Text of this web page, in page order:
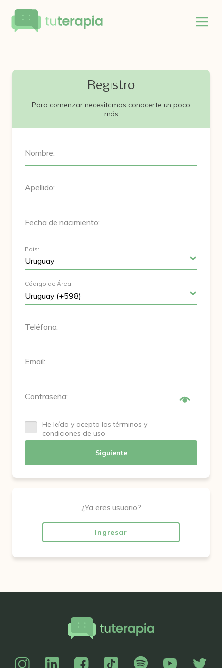
Registro
Para comenzar necesitamos conocerte un poco
más
Nombre:
Apellido:
Fecha de nacimiento:
País:
Código de Área:
Teléfono:
Email:
Contraseña:
He leído y acepto los términos y
condiciones de uso
Siguiente
¿Ya eres usuario?
Ingresar